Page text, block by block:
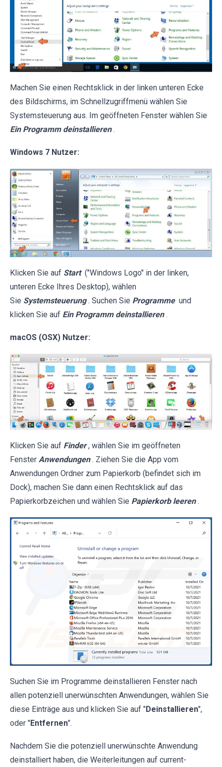
Machen Sie einen Rechtsklick in der linken unteren Ecke
des Bildschirms, im Schnellzugriffmenü wählen Sie
Systemsteuerung aus. Im geöffneten Fenster wählen Sie
Ein Programm deinstallieren .
Windows 7 Nutzer:
Klicken Sie auf Start ("Windows Logo" in der linken,
unteren Ecke Ihres Desktop), wählen
Sie Systemsteuerung . Suchen Sie Programme und
klicken Sie auf Ein Programm deinstallieren .
macOS (OSX) Nutzer:
Klicken Sie auf Finder , wählen Sie im geöffneten
Fenster Anwendungen . Ziehen Sie die App vom
Anwendungen Ordner zum Papierkorb (befindet sich im
Dock), machen Sie dann einen Rechtsklick auf das
Papierkorbzeichen und wählen Sie Papierkorb leeren .
Suchen Sie im Programme deinstallieren Fenster nach
allen potenziell unerwünschten Anwendungen, wählen Sie
diese Einträge aus und klicken Sie auf "Deinstallieren",
oder "Entfernen".
Nachdem Sie die potenziell unerwünschte Anwendung
deinstalliert haben, die Weiterleitungen auf current-